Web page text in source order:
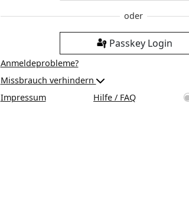
Passkey Login
Anmeldeprobleme?
Missbrauch verhindern
Impressum
Hilfe / FAQ